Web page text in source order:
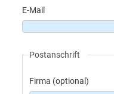
E-Mail
Postanschrift
Firma (optional)